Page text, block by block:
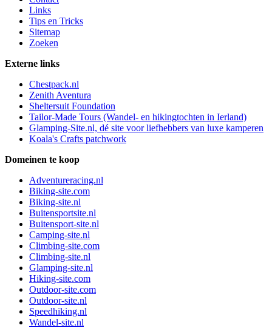
Links
Tips en Tricks
Sitemap
Zoeken
Externe links
Chestpack.nl
Zenith Aventura
Sheltersuit Foundation
Tailor-Made Tours (Wandel- en hikingtochten in Ierland)
Glamping-Site.nl, dé site voor liefhebbers van luxe kamperen
Koala's Crafts patchwork
Domeinen te koop
Adventureracing.nl
Biking-site.com
Biking-site.nl
Buitensportsite.nl
Buitensport-site.nl
Camping-site.nl
Climbing-site.com
Climbing-site.nl
Glamping-site.nl
Hiking-site.com
Outdoor-site.com
Outdoor-site.nl
Speedhiking.nl
Wandel-site.nl